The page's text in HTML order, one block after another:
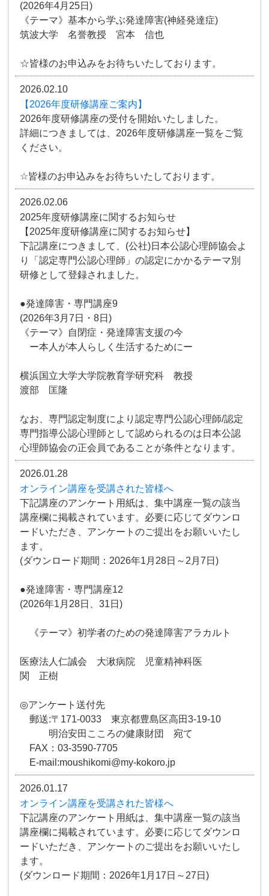
(2026年4月25日)
《テーマ》基本から学ぶ発達障害(神経発達症)
筑波大学 名誉教授 宮本 信也
☆皆様のお申込みをお待ちいたしております。
2026.02.10
【2026年度研修講座ご案内】
2026年度研修講座の受付を開始いたしました。
詳細につきましては、2026年度研修講座一覧をご覧
ください。
☆皆様のお申込みをお待ちいたしております。
2026.02.06
2025年度研修講座に関するお知らせ
【2025年度研修講座に関するお知らせ】
下記講座につきまして、(公社)日本公認心理師協会よ
り「認定専門公認心理師」の認定にかかるテーマ別
研修として登録されました。
●発達障害・専門講座9
(2026年3月7日・8日)
《テーマ》自閉症・発達障害支援の今
ー本人が本人らしく生活するためにー
横浜国立大学大学院教育学研究科 教授
渡部 匡隆
なお、専門認定制度により認定専門公認心理師/認定
専門指導公認心理師として認められるのは日本公認
心理師協会の正会員であることが条件となります。
2026.01.28
オンライン講座を受講された皆様へ
下記講座のアンケート用紙は、集中講座一覧の該当
講座欄に掲載されています。必要に応じてダウンロ
ードいただき、アンケートのご提出をお願いいたし
ます。
(ダウンロード期間：2026年1月28日～2月7日)
●発達障害・専門講座12
(2026年1月28日、31日)
《テーマ》初学者のための発達障害アラカルト
医療法人仁誠会 大湫病院 児童精神科医
関 正樹
◎アンケート送付先
郵送:〒171-0033 東京都豊島区高田3-19-10
明治安田こころの健康財団 宛て
FAX：03-3590-7705
E-mail:moushikomi@my-kokoro.jp
2026.01.17
オンライン講座を受講された皆様へ
下記講座のアンケート用紙は、集中講座一覧の該当
講座欄に掲載されています。必要に応じてダウンロ
ードいただき、アンケートのご提出をお願いいたし
ます。
(ダウンロード期間：2026年1月17日～27日)